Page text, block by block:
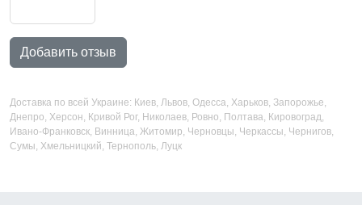
Добавить отзыв
Доставка по всей Украине: Киев, Львов, Одесса, Харьков, Запорожье,
Днепро, Херсон, Кривой Рог, Николаев, Ровно, Полтава, Кировоград,
Ивано-Франковск, Винница, Житомир, Черновцы, Черкассы, Чернигов,
Сумы, Хмельницкий, Тернополь, Луцк